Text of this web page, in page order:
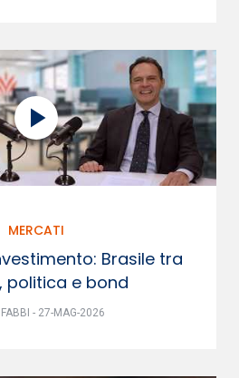
MERCATI
Brasile tra
politica e bond
FABBI - 27-MAG-2026